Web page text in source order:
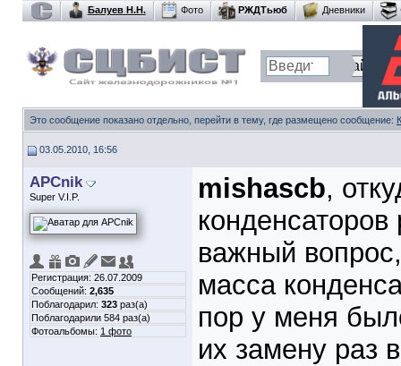
Балуев Н.Н. Фото РЖДТьюб Дневники
Это сообщение показано отдельно, перейти в тему, где размещено сообщение:
03.05.2010, 16:56
APCnik
Super V.I.P.
Регистрация: 26.07.2009
Сообщений: 2,635
Поблагодарил: 323 раз(а)
Поблагодарили 584 раз(а)
Фотоальбомы: 1 фото
mishascb,
важный
масса
пор у меня
их замену раз